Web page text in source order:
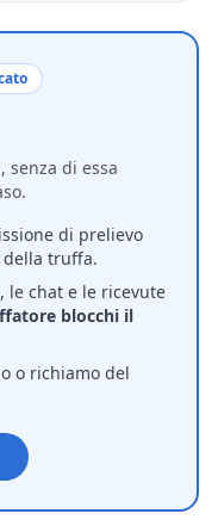
senza di essa
di prelievo
della truffa.
le chat e le ricevute
blocchi il
o richiamo del